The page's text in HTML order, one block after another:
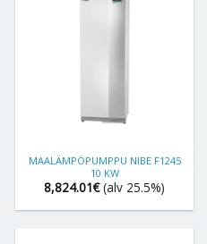
MAALÄMPÖPUMPPU NIBE F1245
10 KW
8,824.01€ (alv 25.5%)